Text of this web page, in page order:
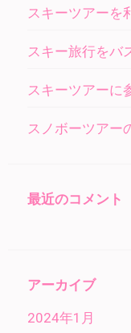
スキーツアーを
スキー旅行をバ
スキーツアーに
スノボーツアー
最近のコメント
アーカイブ
2024年1月